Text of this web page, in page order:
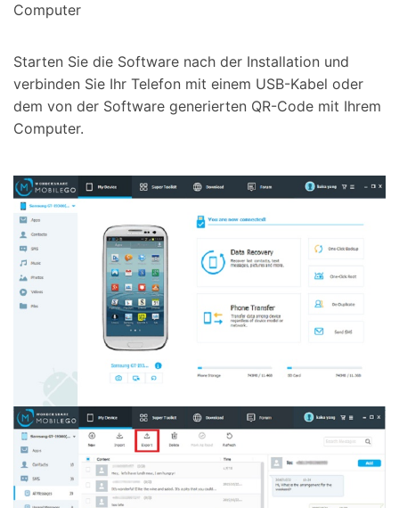
Computer
Starten Sie die Software nach der Installation und
verbinden Sie Ihr Telefon mit einem USB-Kabel oder
dem von der Software generierten QR-Code mit Ihrem
Computer.